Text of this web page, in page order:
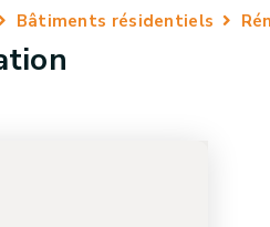
Bâtiments résidentiels